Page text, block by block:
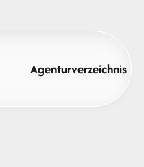
Agenturverzeichnis